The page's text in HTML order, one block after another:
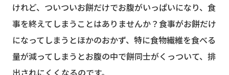
けれど、ついついお餅だけでお腹がいっぱいになり、食
事を終えてしまうことはありませんか？食事がお餅だけ
になってしまうとほかのおかず、特に食物繊維を食べる
量が減ってしまうとお腹の中で餅同士がくっついて、排
出されにくくなるのです。